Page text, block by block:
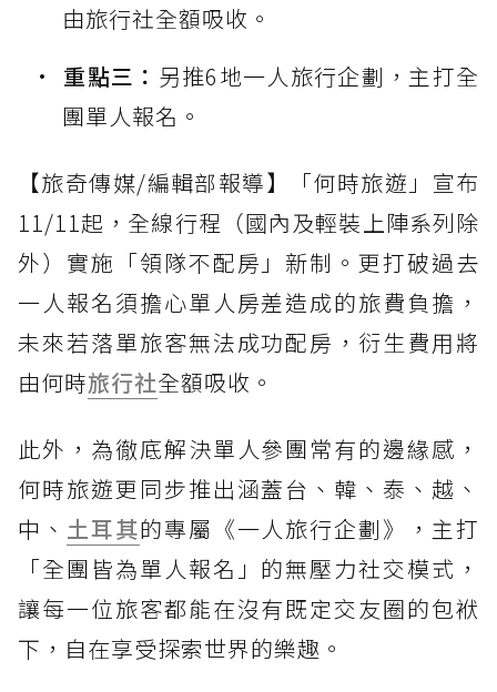
由旅行社全額吸收。
重點三： 另推6地一人旅行企劃，主打全
團單人報名。
【旅奇傳媒/編輯部報導】「何時旅遊」宣布
11/11起，全線行程（國內及輕裝上陣系列除
外）實施「領隊不配房」新制。更打破過去
一人報名須擔心單人房差造成的旅費負擔，
未來若落單旅客無法成功配房，衍生費用將
由何時旅行社全額吸收。
此外，為徹底解決單人參團常有的邊緣感，
何時旅遊更同步推出涵蓋台、韓、泰、越、
中、 土耳其的專屬《一人旅行企劃》，主打
「全團皆為單人報名」的無壓力社交模式，
讓每一位旅客都能在沒有既定交友圈的包袱
下，自在享受探索世界的樂趣。